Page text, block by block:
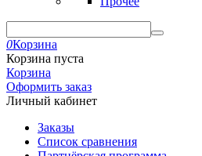
0Корзина
Корзина пуста
Корзина
Оформить заказ
Личный кабинет
Заказы
Список сравнения